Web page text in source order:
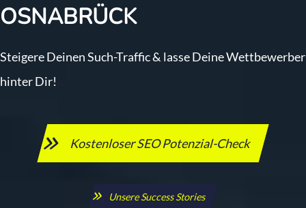
OSNABRÜCK
Steigere Deinen Such-Traffic & lasse Deine Wettbewerber
hinter Dir!
Kostenloser SEO Potenzial-Check
Unsere Success Stories